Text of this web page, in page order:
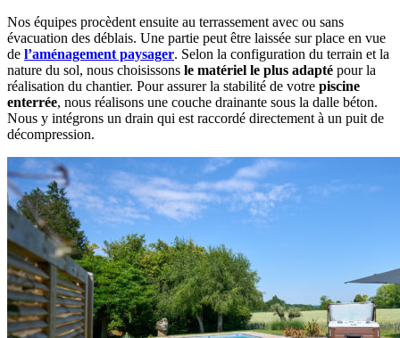
Nos équipes procèdent ensuite au terrassement avec ou sans
évacuation des déblais. Une partie peut être laissée sur place en vue
de l’aménagement paysager. Selon la configuration du terrain et la
nature du sol, nous choisissons le matériel le plus adapté pour la
réalisation du chantier. Pour assurer la stabilité de votre piscine
enterrée, nous réalisons une couche drainante sous la dalle béton.
Nous y intégrons un drain qui est raccordé directement à un puit de
décompression.